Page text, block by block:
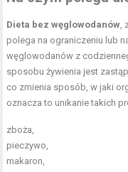
Dieta bez węglowodanów
polega na ograniczeniu lub
węglowodanów z
sposobu żywienia jest
co zmienia sposób, w jaki
oznacza to unikanie takich
zboża,
pieczywo,
makaron,